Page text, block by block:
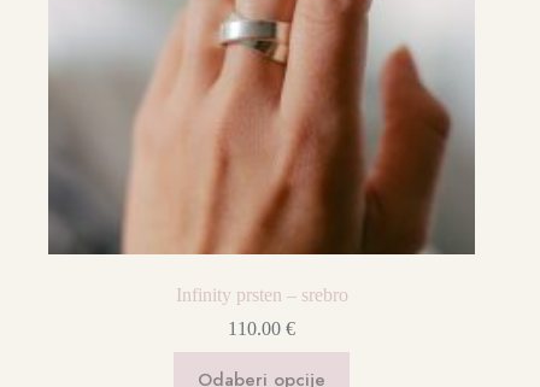
Infinity prsten – srebro
110.00€
Odaberi opcije